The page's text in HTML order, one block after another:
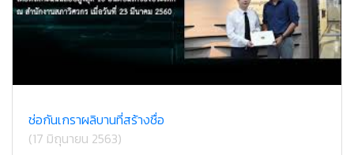
ช่อกันเกราผลิบานที่สร้างชื่อ
(17 มิถุนายน 2563)